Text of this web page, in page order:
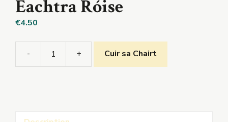
Eachtra Róise
€4.50
-
Eachtra
+ Cuir sa Chairt